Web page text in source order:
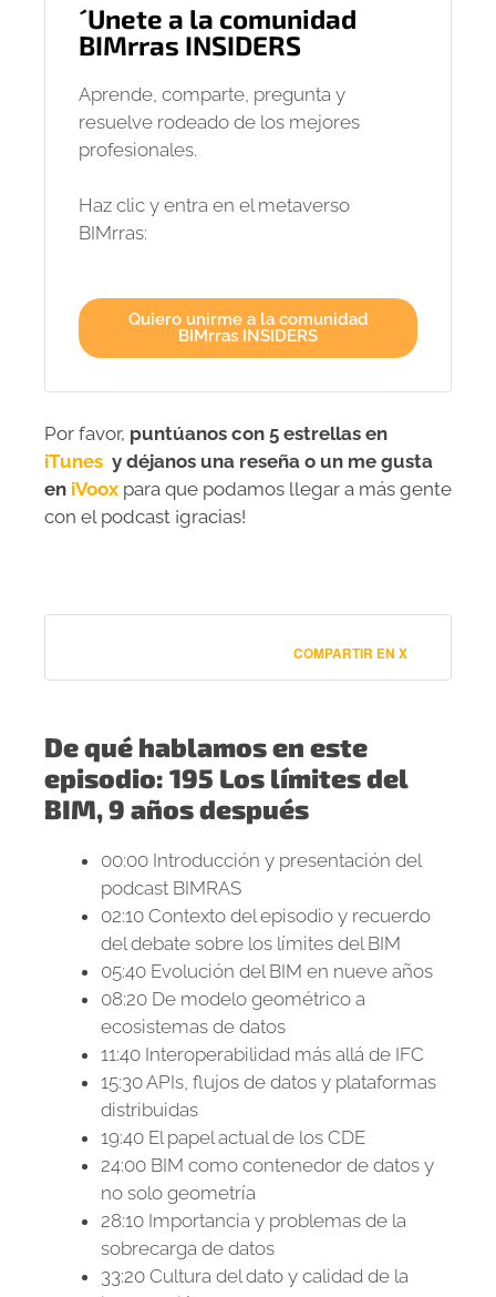
´Unete a la comunidad
BIMrras INSIDERS
Aprende, comparte, pregunta y
resuelve rodeado de los mejores
profesionales.
Haz clic y entra en el metaverso
BIMrras:
Quiero unirme a la comunidad
BIMrras INSIDERS
Por favor, puntúanos con 5 estrellas en
iTunes y déjanos una reseña o un me gusta
en iVoox para que podamos llegar a más gente
con el podcast ¡gracias!
COMPARTIR EN X
De qué hablamos en este
episodio: 195 Los límites del
BIM, 9 años después
00:00 Introducción y presentación del
podcast BIMRAS
02:10 Contexto del episodio y recuerdo
del debate sobre los límites del BIM
05:40 Evolución del BIM en nueve años
08:20 De modelo geométrico a
ecosistemas de datos
11:40 Interoperabilidad más allá de IFC
15:30 APIs, flujos de datos y plataformas
distribuidas
19:40 El papel actual de los CDE
24:00 BIM como contenedor de datos y
no solo geometría
28:10 Importancia y problemas de la
sobrecarga de datos
33:20 Cultura del dato y calidad de la